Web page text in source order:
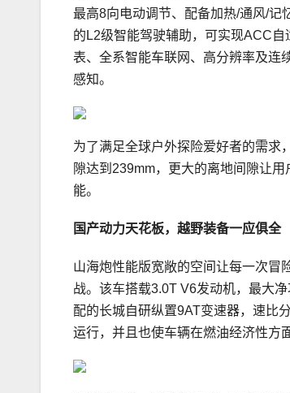
最高8向电动调节、配备加热/通风/记
的L2级智能驾驶辅助，可实现ACC
表、全系智能车联网、高分辨率及连
感知。
为了满足全球户外探险爱好者的需求
隙达到239mm，更大的离地间隙让
能。
国产动力天花板，越野装备一应俱全
山海炮性能版宽敞的空间让每一次冒
战。该车搭载3.0T V6发动机，最大
配的长城自研纵置9AT变速器，速比
运行，并且也使车辆在燃油经济性方